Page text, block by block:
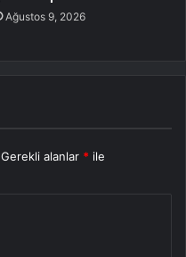
Ağustos 9, 2026
Gerekli alanlar * ile